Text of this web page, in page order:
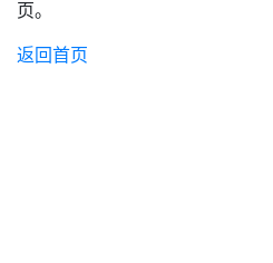
页。
返回首页